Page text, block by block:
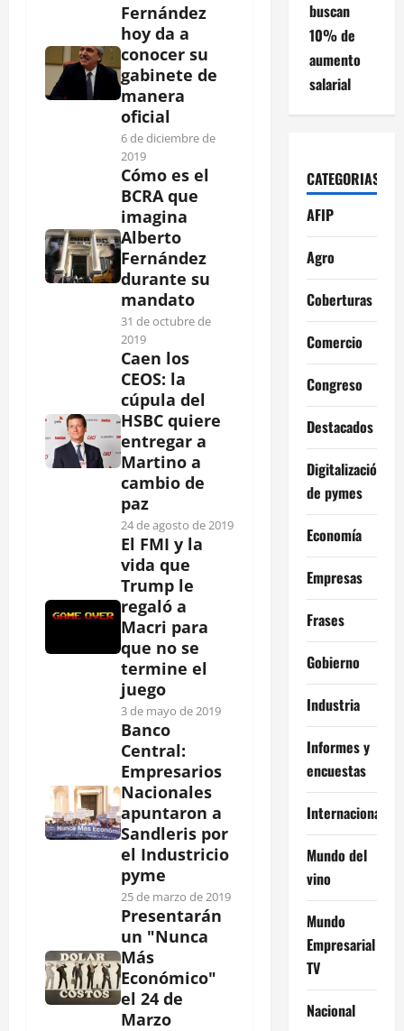
Fernández
hoy da a
conocer su
gabinete de
manera
oficial
6 de diciembre de
2019
Cómo es el
BCRA que
imagina
Alberto
Fernández
durante su
mandato
31 de octubre de
2019
Caen los
CEOS: la
cúpula del
HSBC quiere
entregar a
Martino a
cambio de
paz
24 de agosto de 2019
El FMI y la
vida que
Trump le
regaló a
Macri para
que no se
termine el
juego
3 de mayo de 2019
Banco
Central:
Empresarios
Nacionales
apuntaron a
Sandleris por
el Industricio
pyme
25 de marzo de 2019
Presentarán
un "Nunca
Más
Económico"
el 24 de
Marzo
buscan
10% de
aumento
salarial
CATEGORIAS
AFIP
Agro
Coberturas
Comercio
Congreso
Destacados
Digitalización
de pymes
Economía
Empresas
Frases
Gobierno
Industria
Informes y
encuestas
Internacional
Mundo del
vino
Mundo
Empresarial
TV
Nacional